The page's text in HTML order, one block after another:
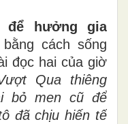
để hưởng gia
bằng cách sống
đọc hai của giờ
Qua thiêng
bỏ men cũ để
đã chịu hiến tế